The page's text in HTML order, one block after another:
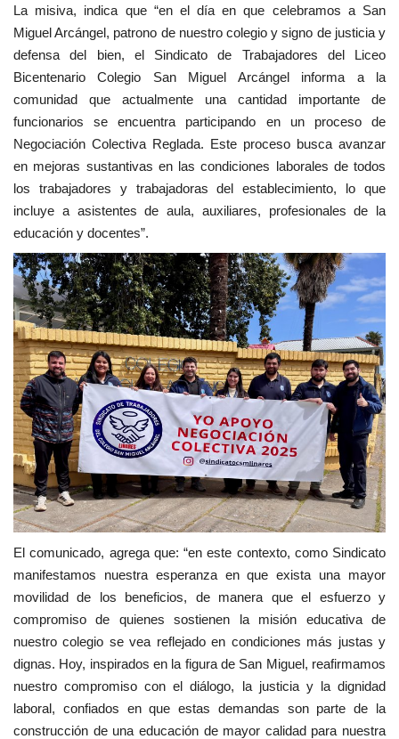
La misiva, indica que “en el día en que celebramos a San
Miguel Arcángel, patrono de nuestro colegio y signo de justicia y
defensa del bien, el Sindicato de Trabajadores del Liceo
Bicentenario Colegio San Miguel Arcángel informa a la
comunidad que actualmente una cantidad importante de
funcionarios se encuentra participando en un proceso de
Negociación Colectiva Reglada. Este proceso busca avanzar
en mejoras sustantivas en las condiciones laborales de todos
los trabajadores y trabajadoras del establecimiento, lo que
incluye a asistentes de aula, auxiliares, profesionales de la
educación y docentes”.
El comunicado, agrega que: “en este contexto, como Sindicato
manifestamos nuestra esperanza en que exista una mayor
movilidad de los beneficios, de manera que el esfuerzo y
compromiso de quienes sostienen la misión educativa de
nuestro colegio se vea reflejado en condiciones más justas y
dignas. Hoy, inspirados en la figura de San Miguel, reafirmamos
nuestro compromiso con el diálogo, la justicia y la dignidad
laboral, confiados en que estas demandas son parte de la
construcción de una educación de mayor calidad para nuestra